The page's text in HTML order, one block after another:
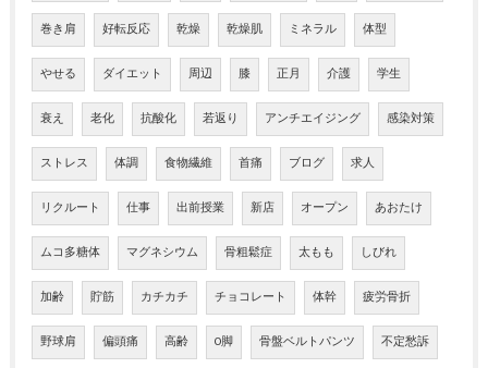
巻き肩 好転反応 乾燥 乾燥肌 ミネラル 体型
やせる ダイエット 周辺 膝 正月 介護 学生
衰え 老化 抗酸化 若返り アンチエイジング 感染対策
ストレス 体調 食物繊維 首痛 ブログ 求人
リクルート 仕事 出前授業 新店 オープン あおたけ
ムコ多糖体 マグネシウム 骨粗鬆症 太もも しびれ
加齢 貯筋 カチカチ チョコレート 体幹 疲労骨折
野球肩 偏頭痛 高齢 O脚 骨盤ベルトパンツ 不定愁訴